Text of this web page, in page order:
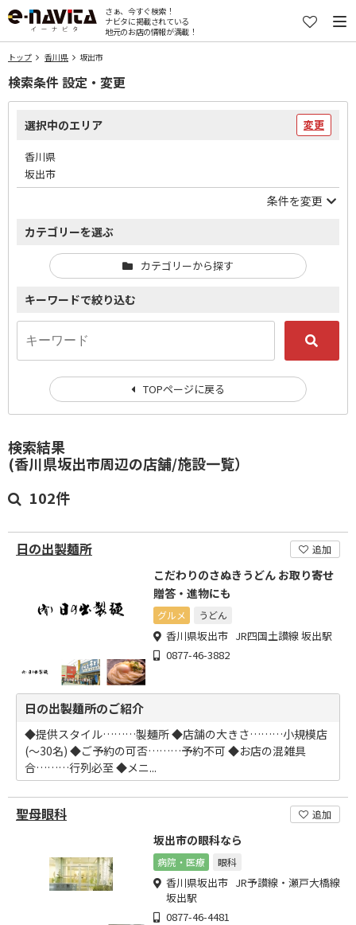
さぁ、今すぐ検索！
ナビタに掲載されている
地元のお店の情報が満載！
トップ 香川県 坂出市
検索結果
(香川県坂出市周辺の店舗/施設一覧）
102件
日の出製麺所 追加
こだわりのさぬきうどん お取り寄せ
贈答・進物にも
グルメ うどん
香川県坂出市 JR四国土讃線 坂出駅
0877-46-3882
日の出製麺所のご紹介
◆提供スタイル………製麺所 ◆店舗の大きさ………小規模店
(～30名) ◆ご予約の可否………予約不可 ◆お店の混雑具
合………行列必至 ◆メニ...
聖母眼科 追加
坂出市の眼科なら
病院・医療 眼科
香川県坂出市 JR予讃線・瀬戸大橋線
坂出駅
0877-46-4481
検索条件 設定・変更
選択中のエリア 変更
香川県
坂出市
条件を変更
カテゴリーを選ぶ
カテゴリーから探す
キーワードで絞り込む
TOPページに戻る